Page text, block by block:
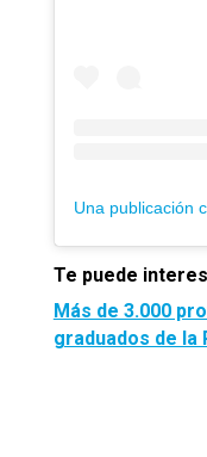
Te puede
Más de 3.000
graduados de la